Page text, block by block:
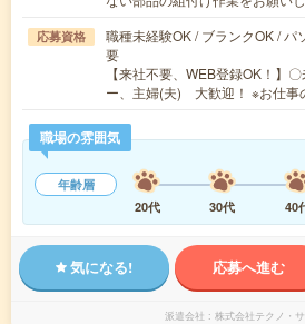
応募資格
職種未経験OK / ブランクOK / パ
要
【来社不要、WEB登録OK！】
ー、主婦(夫) 大歓迎！ ※お仕
職場の雰囲気
年齢層
20代
30代 40
気になる! 応募へ進む
派遣会社 株式会社テクノ・